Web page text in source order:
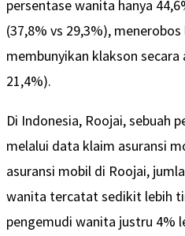
persentase wanita hanya
(37,8% vs 29,3%),
membunyikan klakson
21,4%).
Di Indonesia, Roojai, sebuah
melalui data klaim asuransi
asuransi mobil di Roojai,
wanita tercatat sedikit lebih
pengemudi wanita justru 4%